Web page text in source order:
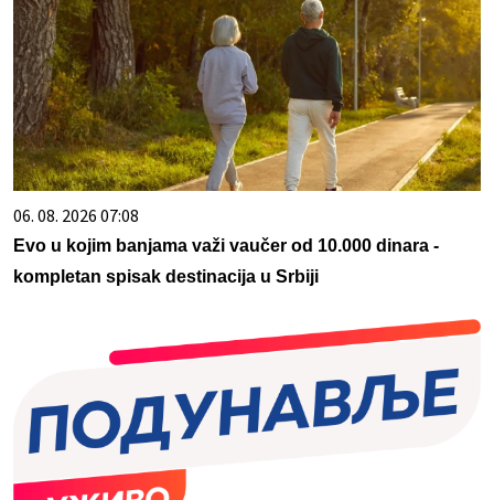
06. 08. 2026 07:08
Evo u kojim banjama važi vaučer od 10.000 dinara -
kompletan spisak destinacija u Srbiji